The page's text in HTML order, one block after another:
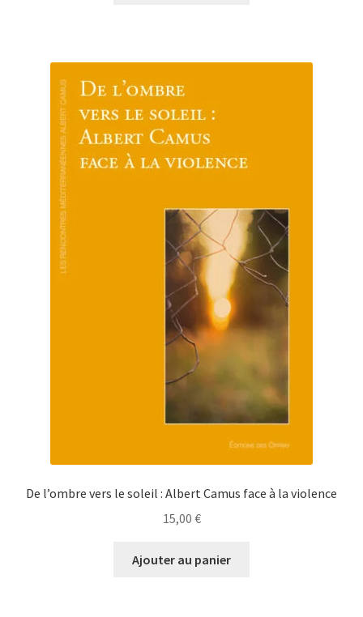
De l’ombre vers le soleil : Albert Camus face à la violence
15,00 €
Ajouter au panier